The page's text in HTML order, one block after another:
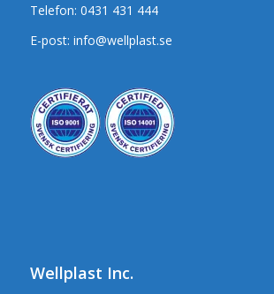
Telefon: 0431 431 444
E-post: info@wellplast.se
Wellplast Inc.